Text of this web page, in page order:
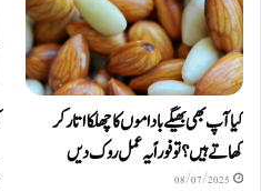
کیا آپ بھی بھیگے باداموں کا چھلکا اتار کر
کھاتے ہیں؟ تو فوراً یہ عمل روک دیں
08/07/2025